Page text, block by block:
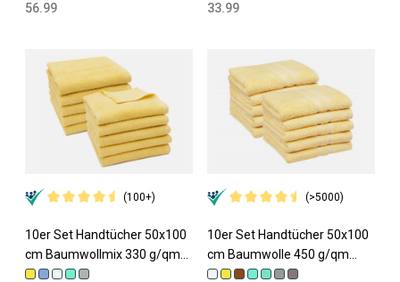
56.99
33.99
(100+)
10er Set Handtücher 50x100
cm Baumwollmix 330 g/qm
gelb
(>5000)
10er Set Handtücher 50x100
cm Baumwolle 450 g/qm
gelb